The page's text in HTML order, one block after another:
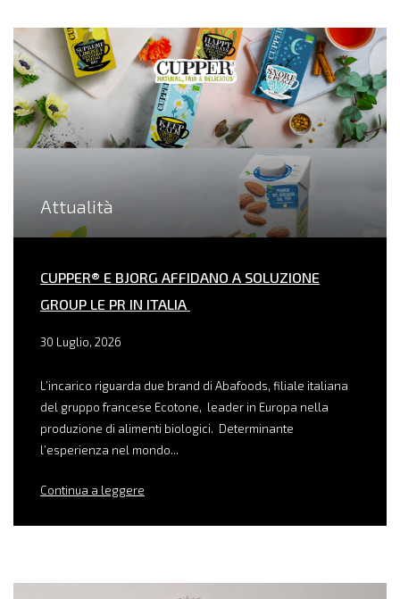
Attualità
CUPPER® E BJORG AFFIDANO A SOLUZIONE
GROUP LE PR IN ITALIA
30 Luglio, 2026
L’incarico riguarda due brand di Abafoods, filiale italiana
del gruppo francese Ecotone, leader in Europa nella
produzione di alimenti biologici. Determinante
l’esperienza nel mondo...
Continua a leggere